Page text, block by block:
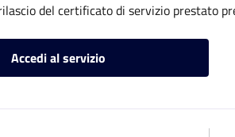
del certificato di servizio prestato
Accedi al servizio